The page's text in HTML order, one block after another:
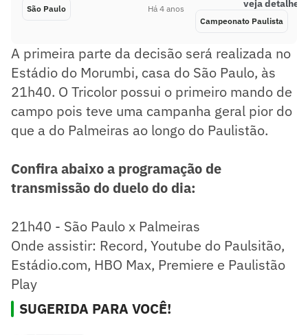
São Paulo Há 4 anos
veja detalhes
Campeonato Paulista
A primeira parte da decisão será realizada no
Estádio do Morumbi, casa do São Paulo, às
21h40. O Tricolor possui o primeiro mando de
campo pois teve uma campanha geral pior do
que a do Palmeiras ao longo do Paulistão.
Confira abaixo a programação de
transmissão do duelo do dia:
21h40 - São Paulo x Palmeiras
Onde assistir: Record, Youtube do Paulsitão,
Estádio.com, HBO Max, Premiere e Paulistão
Play
SUGERIDA PARA VOCÊ!